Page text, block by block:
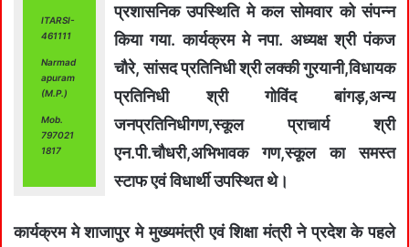
ITARSI-
461111
Narmad
apuram
(M.P.)
Mob.
797021
1817
प्रशासनिक उपस्थिति मे कल सोमवार को संपन्न
किया गया. कार्यक्रम मे नपा. अध्यक्ष श्री पंकज
चौरे, सांसद प्रतिनिधी श्री लक्की गुरयानी,विधायक
प्रतिनिधी श्री गोविंद बांगड़,अन्य
जनप्रतिनिधीगण,स्कूल प्राचार्य श्री
एन.पी.चौधरी,अभिभावक गण,स्कूल का समस्त
स्टाफ एवं विधार्थी उपस्थित थे।
कार्यक्रम मे शाजापुर मे मुख्यमंत्री एवं शिक्षा मंत्री ने प्रदेश के पहले